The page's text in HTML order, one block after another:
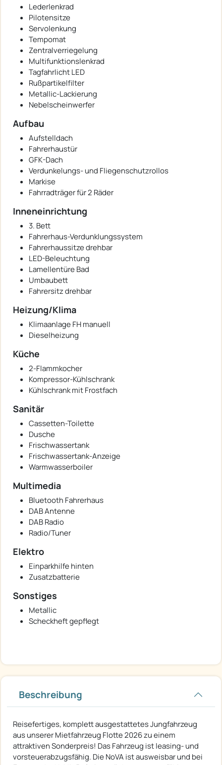
Lederlenkrad
Pilotensitze
Servolenkung
Tempomat
Zentralverriegelung
Multifunktionslenkrad
Tagfahrlicht LED
Rußpartikelfilter
Metallic-Lackierung
Nebelscheinwerfer
Aufbau
Aufstelldach
Fahrerhaustür
GFK-Dach
Verdunkelungs- und Fliegenschutzrollos
Markise
Fahrradträger für 2 Räder
Inneneinrichtung
3. Bett
Fahrerhaus-Verdunklungssystem
Fahrerhaussitze drehbar
LED-Beleuchtung
Lamellentüre Bad
Umbaubett
Fahrersitz drehbar
Heizung/Klima
Klimaanlage FH manuell
Dieselheizung
Küche
2-Flammkocher
Kompressor-Kühlschrank
Kühlschrank mit Frostfach
Sanitär
Cassetten-Toilette
Dusche
Frischwassertank
Frischwassertank-Anzeige
Warmwasserboiler
Multimedia
Bluetooth Fahrerhaus
DAB Antenne
DAB Radio
Radio/Tuner
Elektro
Einparkhilfe hinten
Zusatzbatterie
Sonstiges
Metallic
Scheckheft gepflegt
Beschreibung
Reisefertiges, komplett ausgestattetes Jungfahrzeug
aus unserer Mietfahrzeug Flotte 2026 zu einem
attraktiven Sonderpreis! Das Fahrzeug ist leasing- und
vorsteuerabzugsfähig. Die NoVA ist ausweisbar und bei